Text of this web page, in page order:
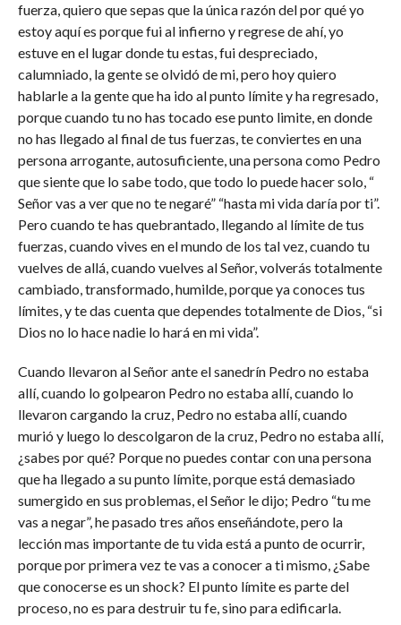
fuerza, quiero que sepas que la única razón del por qué yo
estoy aquí es porque fui al infierno y regrese de ahí, yo
estuve en el lugar donde tu estas, fui despreciado,
calumniado, la gente se olvidó de mi, pero hoy quiero
hablarle a la gente que ha ido al punto límite y ha regresado,
porque cuando tu no has tocado ese punto limite, en donde
no has llegado al final de tus fuerzas, te conviertes en una
persona arrogante, autosuficiente, una persona como Pedro
que siente que lo sabe todo, que todo lo puede hacer solo, “
Señor vas a ver que no te negaré” “hasta mi vida daría por ti”.
Pero cuando te has quebrantado, llegando al límite de tus
fuerzas, cuando vives en el mundo de los tal vez, cuando tu
vuelves de allá, cuando vuelves al Señor, volverás totalmente
cambiado, transformado, humilde, porque ya conoces tus
límites, y te das cuenta que dependes totalmente de Dios, “si
Dios no lo hace nadie lo hará en mi vida”.
Cuando llevaron al Señor ante el sanedrín Pedro no estaba
allí, cuando lo golpearon Pedro no estaba allí, cuando lo
llevaron cargando la cruz, Pedro no estaba allí, cuando
murió y luego lo descolgaron de la cruz, Pedro no estaba allí,
¿sabes por qué? Porque no puedes contar con una persona
que ha llegado a su punto límite, porque está demasiado
sumergido en sus problemas, el Señor le dijo; Pedro “tu me
vas a negar”, he pasado tres años enseñándote, pero la
lección mas importante de tu vida está a punto de ocurrir,
porque por primera vez te vas a conocer a ti mismo, ¿Sabe
que conocerse es un shock? El punto límite es parte del
proceso, no es para destruir tu fe, sino para edificarla.